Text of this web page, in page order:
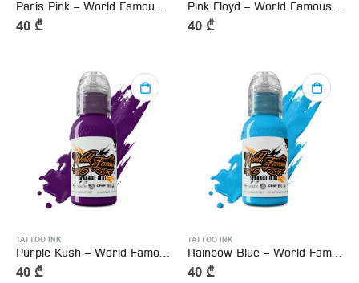
Paris Pink – World Famous Tattoo Ink
40 ₾
Pink Floyd – World Famous Tattoo Ink 15ml
40 ₾
TATTOO INK
Purple Kush – World Famous Tattoo Ink 15ml
40 ₾
TATTOO INK
Rainbow Blue – World Famous Tattoo Ink
40 ₾